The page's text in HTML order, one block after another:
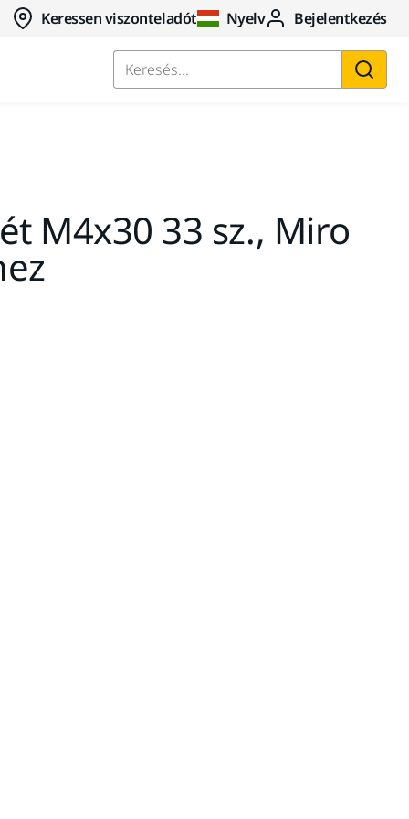
Keressen viszonteladót Nyelv Bejelentkezés
Keresés...
M4x30 33 sz., Miro